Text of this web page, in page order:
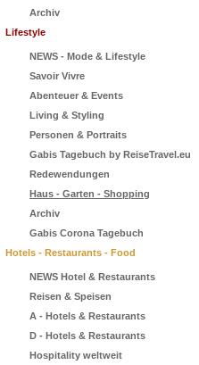
Archiv
Lifestyle
NEWS - Mode & Lifestyle
Savoir Vivre
Abenteuer & Events
Living & Styling
Personen & Portraits
Gabis Tagebuch by ReiseTravel.eu
Redewendungen
Haus - Garten - Shopping
Archiv
Gabis Corona Tagebuch
Hotels - Restaurants - Food
NEWS Hotel & Restaurants
Reisen & Speisen
A - Hotels & Restaurants
D - Hotels & Restaurants
Hospitality weltweit